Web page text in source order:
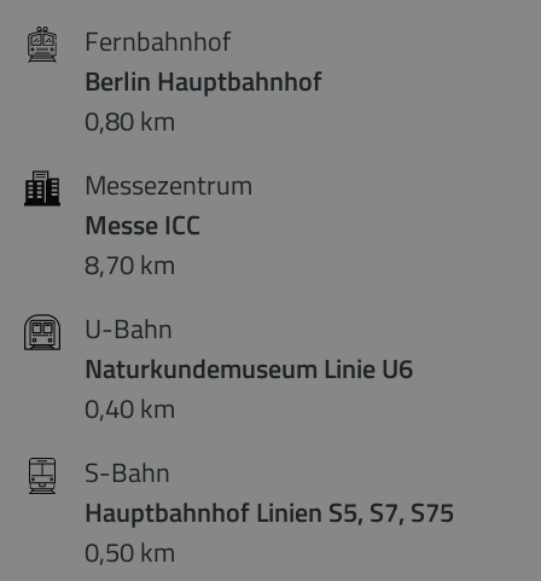
Fernbahnhof
Berlin Hauptbahnhof
0,80 km
Messezentrum
Messe ICC
8,70 km
U-Bahn
Naturkundemuseum Linie U6
0,40 km
S-Bahn
Hauptbahnhof Linien S5, S7, S75
0,50 km